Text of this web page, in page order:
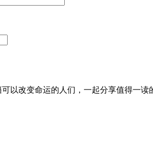
以改变命运的人们，一起分享值得一读